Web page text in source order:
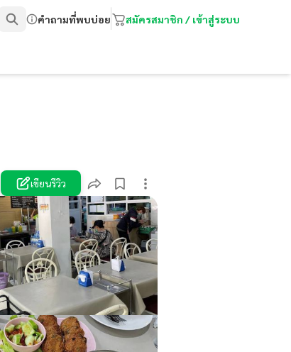
คำถามที่พบบ่อย สมัครสมาชิก / เข้าสู่ระบบ
เขียนรีวิว